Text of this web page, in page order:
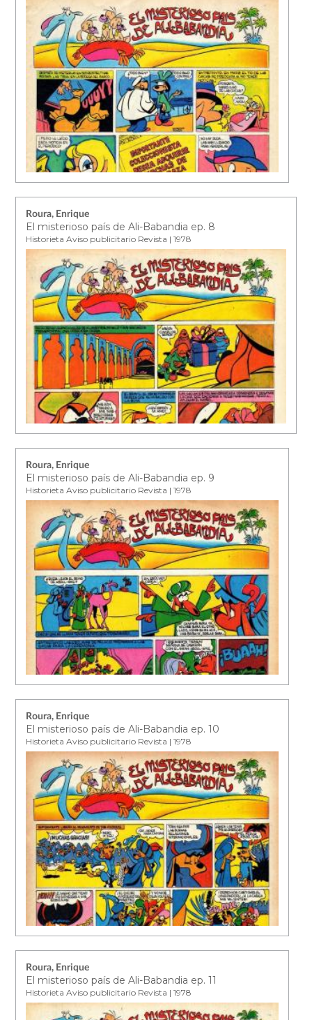
Roura, Enrique
El misterioso país de Ali-Babandia ep. 8
Historieta Aviso publicitario Revista | 1978
Roura, Enrique
El misterioso país de Ali-Babandia ep. 9
Historieta Aviso publicitario Revista | 1978
Roura, Enrique
El misterioso país de Ali-Babandia ep. 10
Historieta Aviso publicitario Revista | 1978
Roura, Enrique
El misterioso país de Ali-Babandia ep. 11
Historieta Aviso publicitario Revista | 1978